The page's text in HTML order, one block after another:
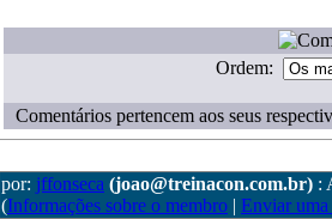
Ordem:
Comentários pertencem aos seus
por: jffonseca (joao@treinacon.com.br) :
(Informações sobre o membro | Enviar uma